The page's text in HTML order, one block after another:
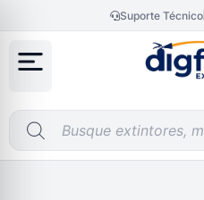
Suporte Técnico